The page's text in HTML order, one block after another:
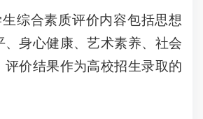
综合素质评价内容包括思想
、身心健康、艺术素养、社会
评价结果作为高校招生录取的